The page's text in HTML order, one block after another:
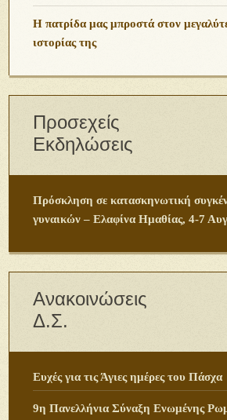
Η πατρίδα μας μπροστά στον
ιστορίας της
Προσεχείς
Εκδηλώσεις
Πρόσκληση σε κατασκηνωτική
γυναικών – Ελαφίνα Ημαθίας, 4-7
Ανακοινώσεις
Δ.Σ.
Ευχές για τις Άγιες ημέρες του Πάσχα
9η Πανελλήνια Σύναξη Ενωμένης